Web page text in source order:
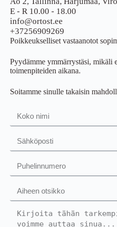
E - R 10.00 - 18.00
info@ortost.ee
+37256909269
Poikkeukselliset vastaanotot
Pyydämme ymmärrystäsi, mikäli
toimenpiteiden aikana.
Soitamme sinulle takaisin